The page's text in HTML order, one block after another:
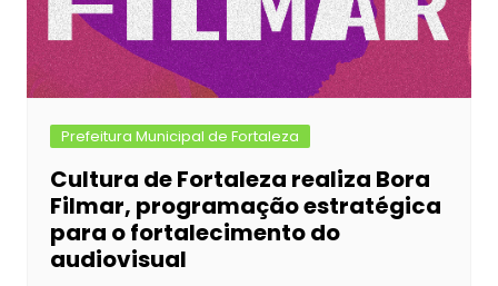
Prefeitura Municipal de Fortaleza
Cultura de Fortaleza realiza Bora
Filmar, programação estratégica
para o fortalecimento do
audiovisual